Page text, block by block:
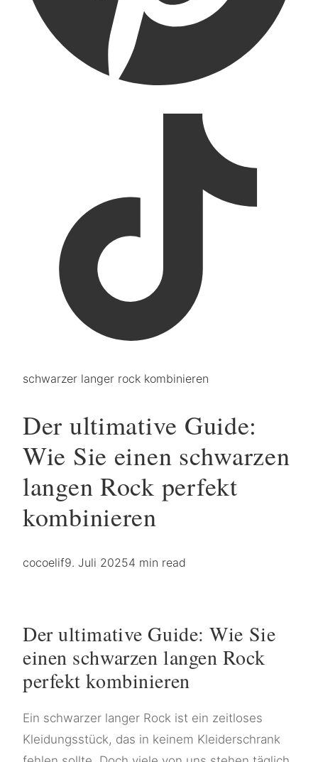
schwarzer langer rock kombinieren
Der ultimative Guide:
Wie Sie einen schwarzen
langen Rock perfekt
kombinieren
cocoelif9. Juli 20254 min read
Der ultimative Guide: Wie Sie
einen schwarzen langen Rock
perfekt kombinieren
Ein schwarzer langer Rock ist ein zeitloses
Kleidungsstück, das in keinem Kleiderschrank